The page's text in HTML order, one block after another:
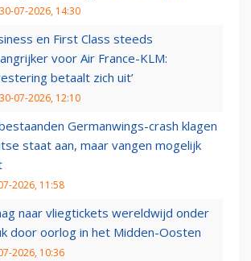
30-07-2026, 14:30
en First Class steeds
voor Air France-KLM:
betaalt zich uit’
30-07-2026, 12:10
Germanwings-crash klagen
staat aan, maar vangen mogelijk
2026, 11:58
naar vliegtickets wereldwijd onder
door oorlog in het Midden-Oosten
2026, 10:36